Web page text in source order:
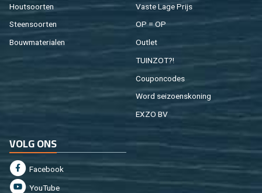
Hout­soor­ten
Steen­soor­ten
Bouw­ma­te­ri­a­len
Vaste Lage Prijs
OP = OP
Out­let
TUIN­ZOT?!
Cou­pon­co­des
Word sei­zoens­ko­ning
EXZO BV
VOLG ONS
Fa­cebook
You­Tu­be